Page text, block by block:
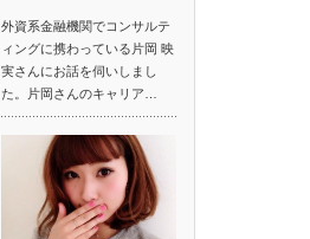
外資系金融機関でコンサルテ
ィングに携わっている片岡 映
実さんにお話を伺いしまし
た。片岡さんのキャリア…